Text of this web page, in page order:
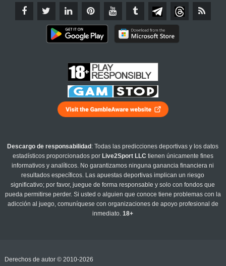
Descargo de responsabilidad : Todas las predicciones deportivas y los datos
estadísticos proporcionados por Live2Sport LLC tienen únicamente fines
informativos y analíticos. No garantizamos ninguna ganancia financiera ni
resultados específicos. Las apuestas deportivas implican un riesgo
significativo; por favor, juegue de forma responsable y solo con fondos que
pueda permitirse perder. Si usted o alguien que conoce tiene problemas con la
adicción al juego, comuníquese con organizaciones de apoyo profesional de
inmediato.18+
Derechos de autor © 2010-2026